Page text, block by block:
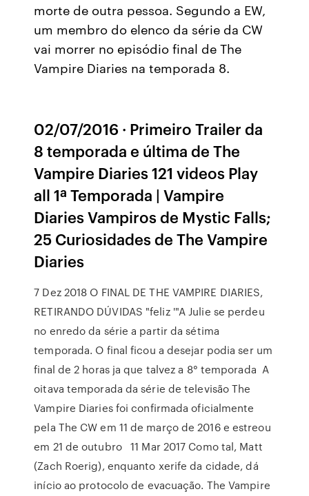
morte de outra pessoa. Segundo a EW,
um membro do elenco da série da CW
vai morrer no episódio final de The
Vampire Diaries na temporada 8.
02/07/2016 · Primeiro Trailer da
8 temporada e última de The
Vampire Diaries 121 videos Play
all 1ª Temporada | Vampire
Diaries Vampiros de Mystic Falls;
25 Curiosidades de The Vampire
Diaries
7 Dez 2018 O FINAL DE THE VAMPIRE DIARIES,
RETIRANDO DÚVIDAS "feliz '"A Julie se perdeu
no enredo da série a partir da sétima
temporada. O final ficou a desejar podia ser um
final de 2 horas ja que talvez a 8° temporada A
oitava temporada da série de televisão The
Vampire Diaries foi confirmada oficialmente
pela The CW em 11 de março de 2016 e estreou
em 21 de outubro 11 Mar 2017 Como tal, Matt
(Zach Roerig), enquanto xerife da cidade, dá
início ao protocolo de evacuação. The Vampire